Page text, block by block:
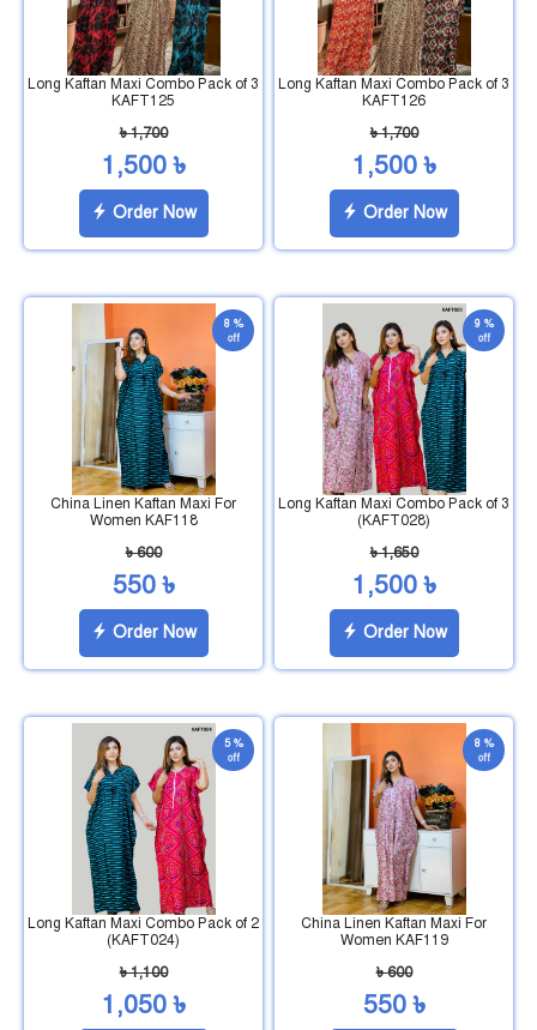
Long Kaftan Maxi Combo Pack of 3
KAFT125
৳ 1,700
1,500 ৳
Order Now
Long Kaftan Maxi Combo Pack of 3
KAFT126
৳ 1,700
1,500 ৳
Order Now
8 %
off
China Linen Kaftan Maxi For
Women KAF118
৳ 600
550 ৳
Order Now
9 %
off
Long Kaftan Maxi Combo Pack of 3
(KAFT028)
৳ 1,650
1,500 ৳
Order Now
5 %
off
Long Kaftan Maxi Combo Pack of 2
(KAFT024)
৳ 1,100
1,050 ৳
8 %
off
China Linen Kaftan Maxi For
Women KAF119
৳ 600
550 ৳